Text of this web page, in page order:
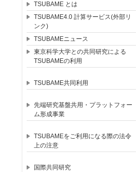
TSUBAME とは
TSUBAME4.0 計算サービス(外部リ
ンク)
TSUBAMEニュース
東京科学大学との共同研究による
TSUBAMEの利用
TSUBAME共同利用
先端研究基盤共用・プラットフォー
ム形成事業
TSUBAMEをご利用になる際の法令
上の注意
国際共同研究